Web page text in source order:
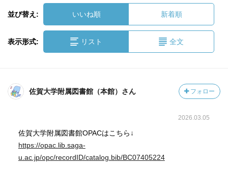
並び替え: いいね順 新着順
表示形式: リスト 全文
佐賀大学附属図書館（本館）さん フォロー
2026.03.05
佐賀大学附属図書館OPACはこちら↓
https://opac.lib.saga-
u.ac.jp/opc/recordID/catalog.bib/BC07405224